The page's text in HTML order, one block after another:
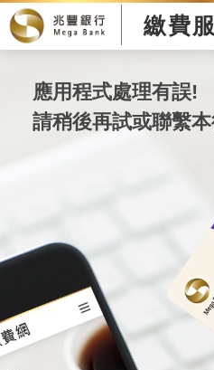
繳費
應用程式處理有誤!
請稍後再試或聯繫